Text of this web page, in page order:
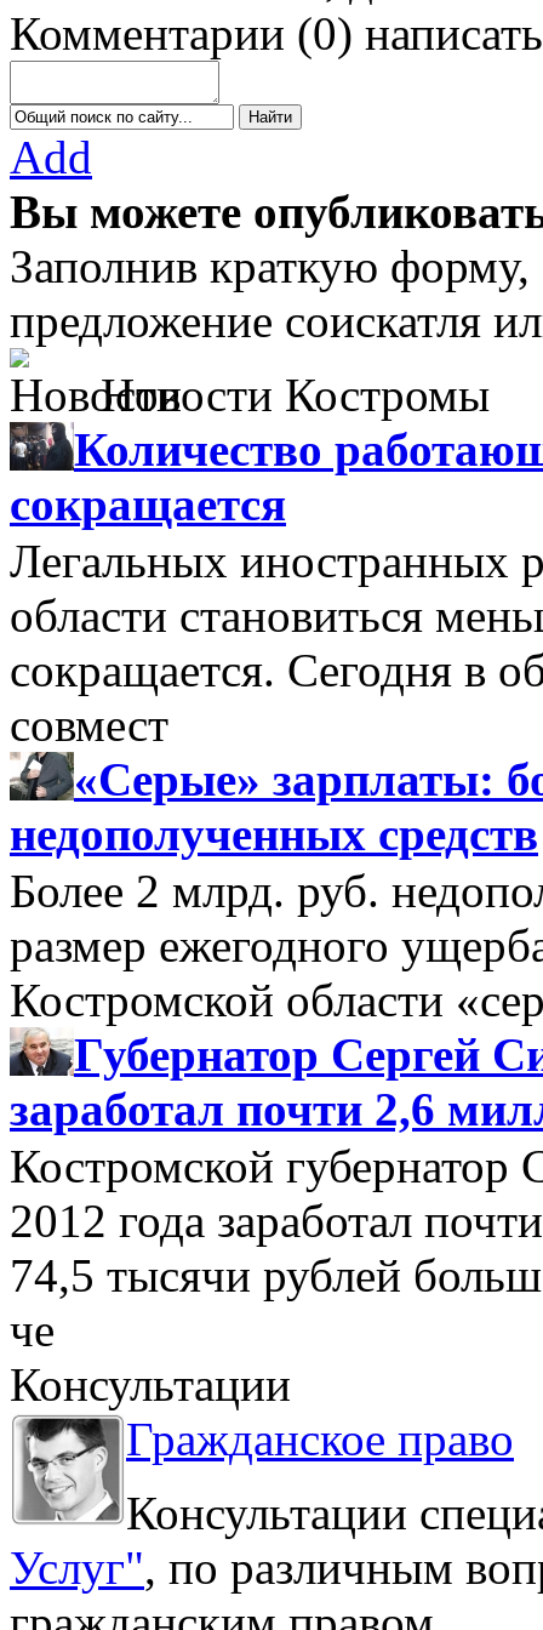
Комментарии (0) написать
Add
Вы можете
Заполнив краткую
предложение соискатля
Новости Костромы
Количество
сокращается
Легальных иностранных
области становиться
сокращается. Сегодня в
совмест
«Серые» зарплаты:
недополученных средств
Более 2 млрд. руб.
размер ежегодного
Костромской области
Губернатор Сергей
заработал почти 2,6
Костромской губернатор
2012 года заработал
74,5 тысячи рублей
че
Консультации
Гражданское право
Консультации
Услуг", по различным